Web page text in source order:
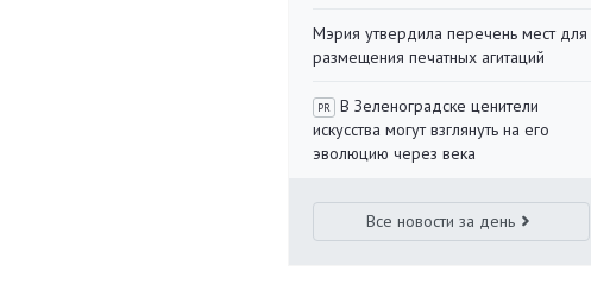
Мэрия утвердила перечень мест для
размещения печатных агитаций
PR
В Зеленоградске ценители
искусства могут взглянуть на его
эволюцию через века
Все новости за день